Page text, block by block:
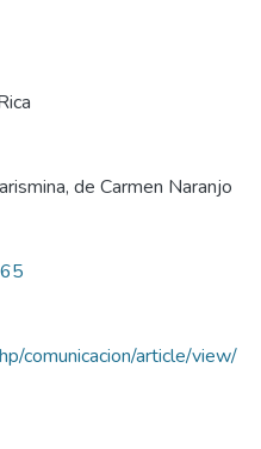
de Carmen Naranjo
comunicacion/article/view/